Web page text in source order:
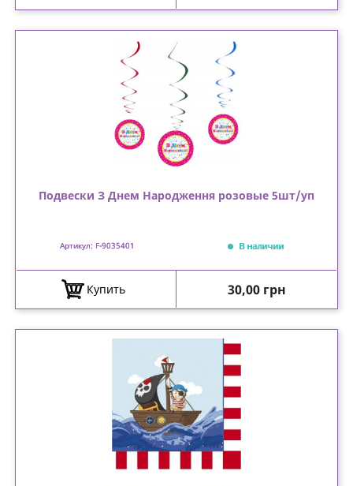
Подвески З Днем Народження розовые 5шт/уп
Артикул: F-9035401 В наличии
Купить Цена
30,00 грн